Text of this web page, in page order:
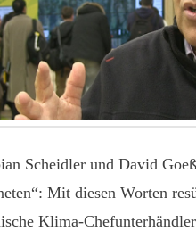
Scheidler und David
Mit diesen Worten
Klima-